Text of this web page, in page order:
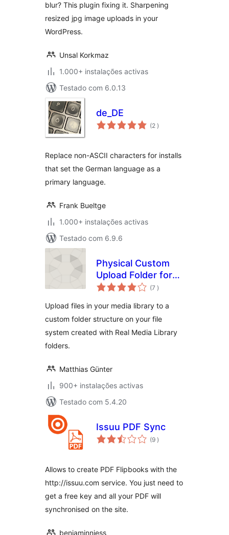
blur? This plugin fixing it. Sharpening
resized jpg image uploads in your
WordPress.
Unsal Korkmaz
1.000+ instalações activas
Testado com 6.0.13
de_DE
(2 classificações
)
Replace non-ASCII characters for installs
that set the German language as a
primary language.
Frank Bueltge
1.000+ instalações activas
Testado com 6.9.6
Physical Custom
Upload Folder for
Real Media Library
(7 classificações
)
Upload files in your media library to a
custom folder structure on your file
system created with Real Media Library
folders.
Matthias Günter
900+ instalações activas
Testado com 5.4.20
Issuu PDF Sync
(9 classificações
)
Allows to create PDF Flipbooks with the
http://issuu.com service. You just need to
get a free key and all your PDF will
synchronised on the site.
benjaminniess